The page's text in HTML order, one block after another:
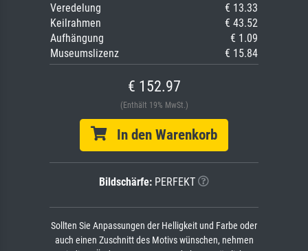
Veredelung
€ 13.33
Keilrahmen
€ 43.52
Aufhängung
€ 1.09
Museumslizenz
€ 15.84
€ 152.97
(Enthält 19% MwSt.)
In den Warenkorb
Bildschärfe: PERFEKT
Sollten Sie Anpassungen der Helligkeit und Farbe oder
auch einen Zuschnitt des Motivs wünschen, nehmen